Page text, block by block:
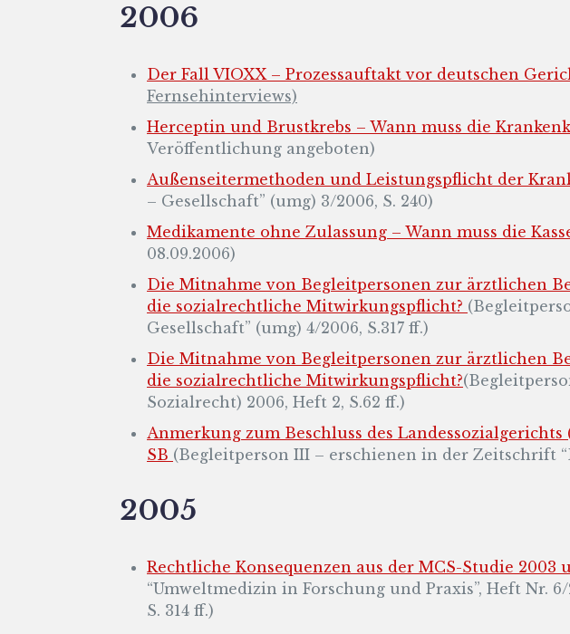
2006
Der Fall VIOXX – Prozessauftakt vor deutschen
Fernsehinterviews)
Herceptin und Brustkrebs – Wann muss die
Veröffentlichung angeboten)
Außenseitermethoden und Leistungspflicht der
– Gesellschaft” (umg) 3/2006, S. 240)
Medikamente ohne Zulassung – Wann muss die
08.09.2006)
Die Mitnahme von Begleitpersonen zur ärztlichen
die sozialrechtliche Mitwirkungspflicht?
Gesellschaft” (umg) 4/2006, S.317 ff.)
Die Mitnahme von Begleitpersonen zur ärztlichen
die sozialrechtliche Mitwirkungspflicht?
Sozialrecht) 2006, Heft 2, S.62 ff.)
Anmerkung zum Beschluss des
SB (Begleitperson III – erschienen in der Zeitschrift
2005
Rechtliche Konsequenzen aus der MCS-Studie 2003
“Umweltmedizin in Forschung und Praxis”, Heft Nr.
S. 314 ff.)